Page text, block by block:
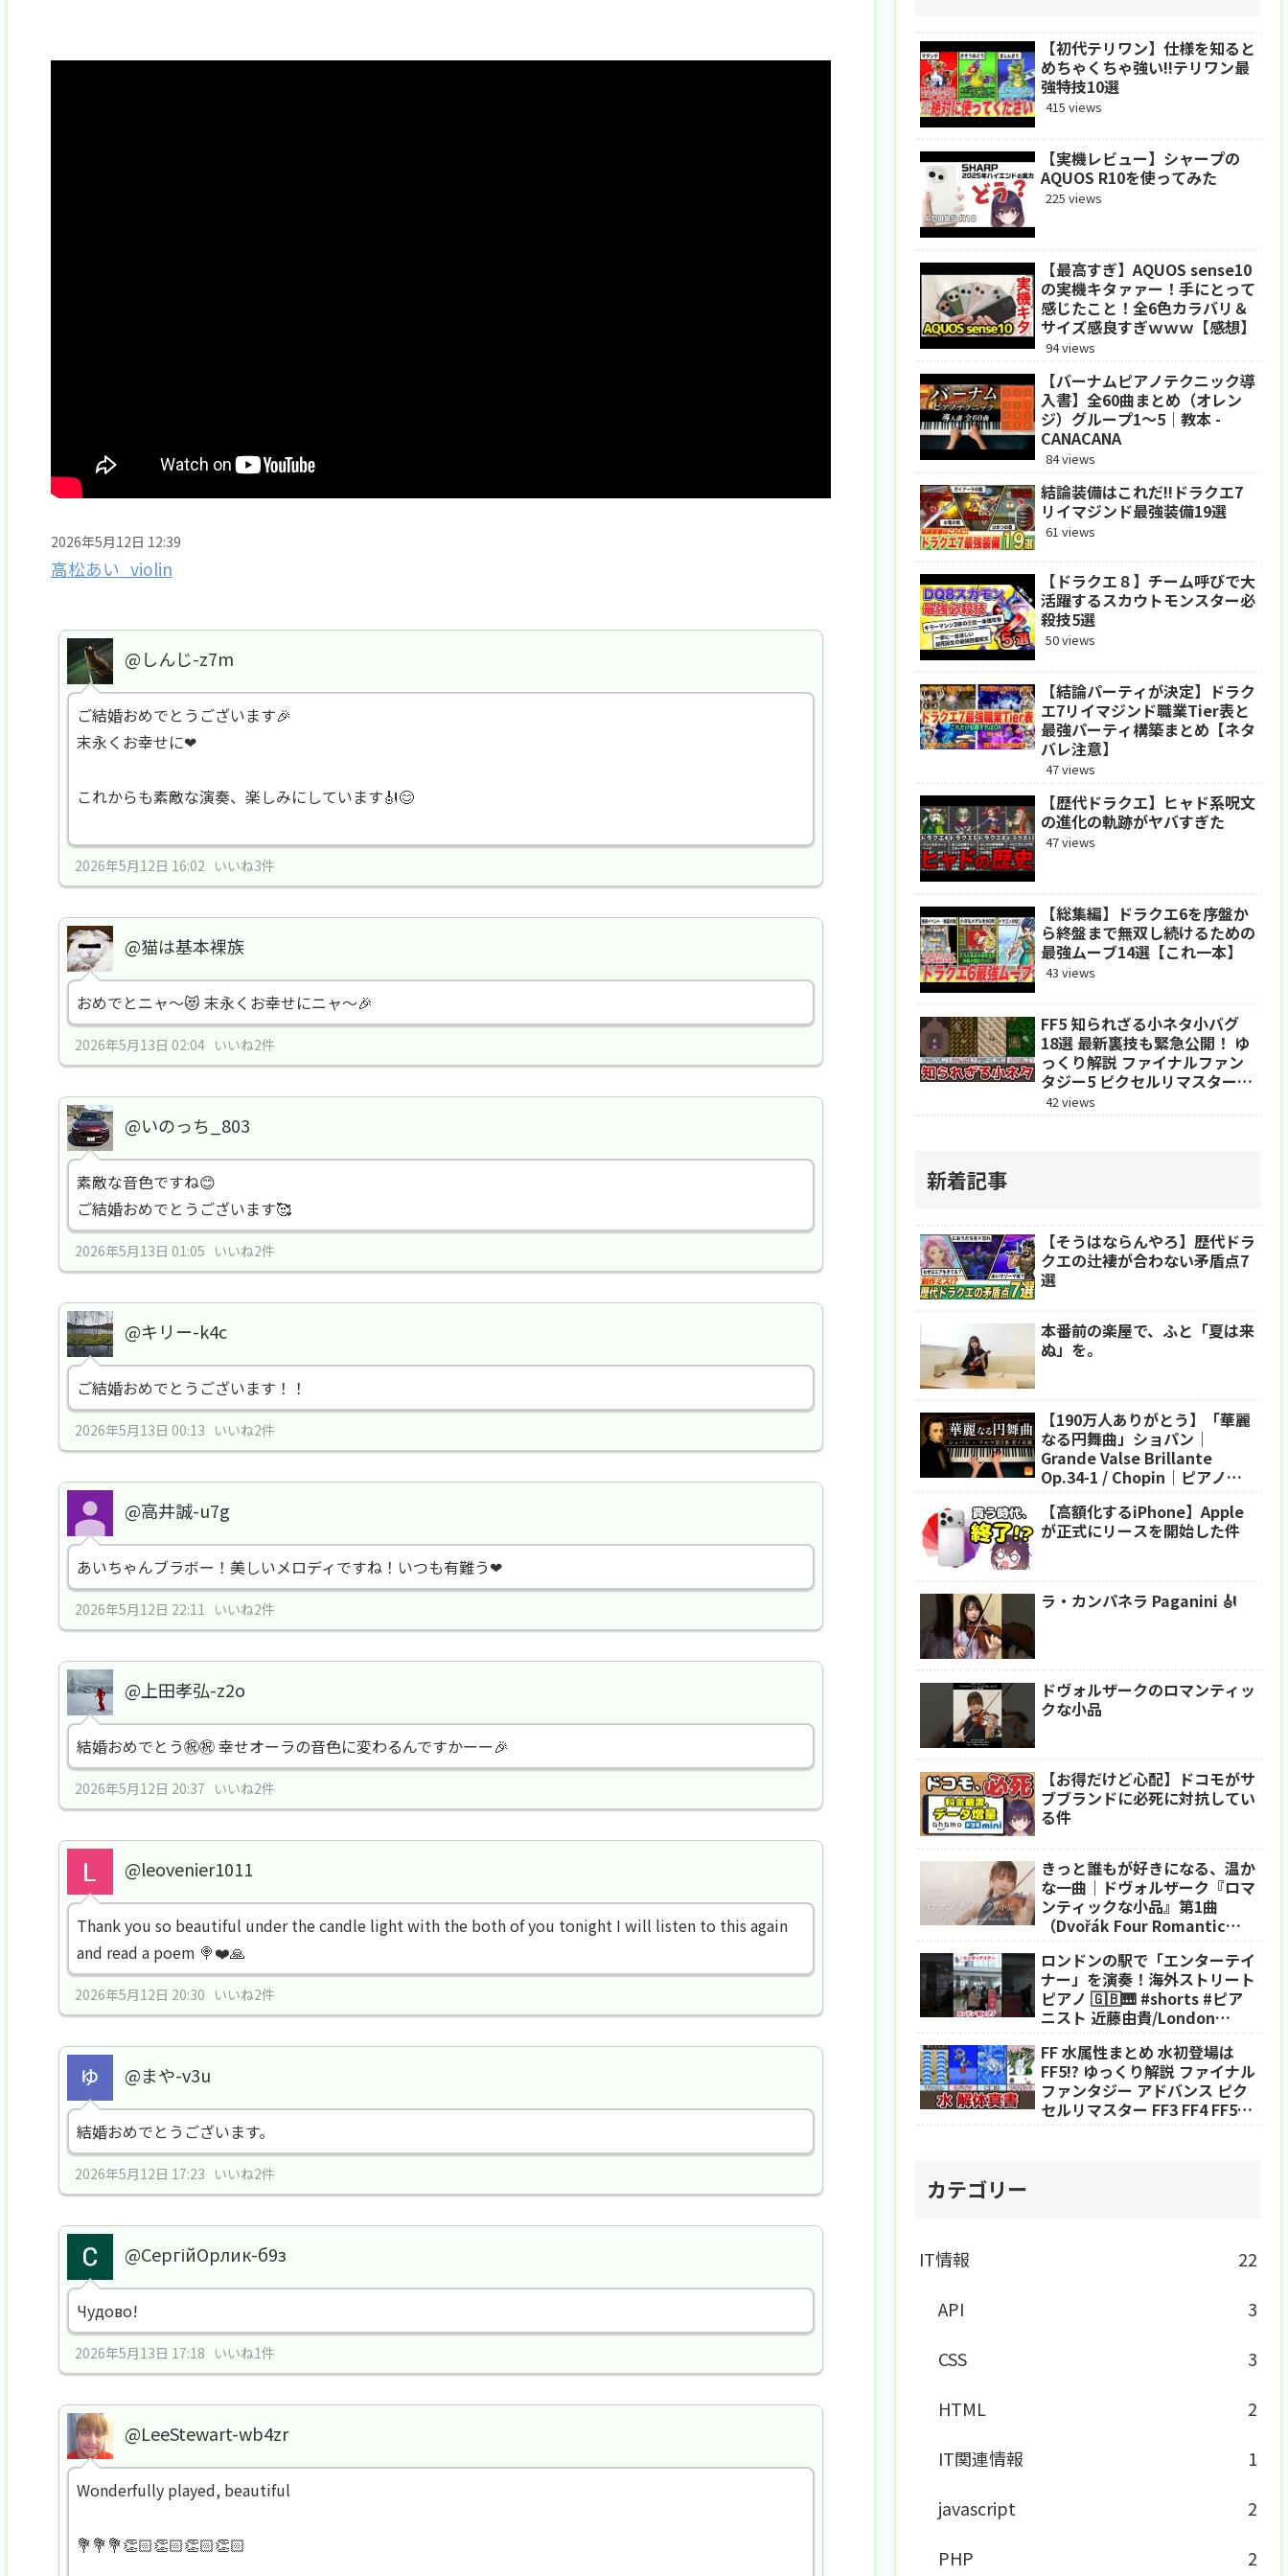
2026年5月12日 12:39
高松あい_violin
@しんじ-z7m
ご結婚おめでとうございます🎉
末永くお幸せに❤
これからも素敵な演奏、楽しみにしています🎻😊
2026年5月12日 16:02 いいね3件
@猫は基本裸族
おめでとニャ～😻 末永くお幸せにニャ～🎉
2026年5月13日 02:04 いいね2件
@いのっち_803
素敵な音色ですね😊
ご結婚おめでとうございます🥰
2026年5月13日 01:05 いいね2件
@キリー-k4c
ご結婚おめでとうございます！！
2026年5月13日 00:13 いいね2件
@高井誠-u7g
あいちゃんブラボー！美しいメロディですね！いつも有難う❤
2026年5月12日 22:11 いいね2件
@上田孝弘-z2o
結婚おめでとう㊗️㊗️ 幸せオーラの音色に変わるんですかーー🎉
2026年5月12日 20:37 いいね2件
@leovenier1011
Thank you so beautiful under the candle light with the both of you tonight I will listen to this again
and read a poem 🍭❤️🙏
2026年5月12日 20:30 いいね2件
@まや-v3u
結婚おめでとうございます。
2026年5月12日 17:23 いいね2件
@СергійОрлик-б9з
Чудово!
2026年5月13日 17:18 いいね1件
@LeeStewart-wb4zr
Wonderfully played, beautiful
💐💐💐👏🏻👏🏻👏🏻👏🏻
【初代テリワン】仕様を知ると
めちゃくちゃ強い!!テリワン最
強特技10選
415 views
【実機レビュー】シャープの
AQUOS R10を使ってみた
225 views
【最高すぎ】AQUOS sense10
の実機キタァァー！手にとって
感じたこと！全6色カラバリ＆
サイズ感良すぎｗｗｗ【感想】
94 views
【バーナムピアノテクニック導
入書】全60曲まとめ（オレン
ジ）グループ1〜5｜教本 -
CANACANA
84 views
結論装備はこれだ!!ドラクエ7
リイマジンド最強装備19選
61 views
【ドラクエ８】チーム呼びで大
活躍するスカウトモンスター必
殺技5選
50 views
【結論パーティが決定】ドラク
エ7リイマジンド職業Tier表と
最強パーティ構築まとめ【ネタ
バレ注意】
47 views
【歴代ドラクエ】ヒャド系呪文
の進化の軌跡がヤバすぎた
47 views
【総集編】ドラクエ6を序盤か
ら終盤まで無双し続けるための
最強ムーブ14選【これ一本】
43 views
FF5 知られざる小ネタ小バグ
18選 最新裏技も緊急公開！ ゆ
っくり解説 ファイナルファン
タジー5 ピクセルリマスター
アドバンス
42 views
新着記事
【そうはならんやろ】歴代ドラ
クエの辻褄が合わない矛盾点7
選
本番前の楽屋で、ふと「夏は来
ぬ」を。
【190万人ありがとう】「華麗
なる円舞曲」ショパン｜
Grande Valse Brillante
Op.34-1 / Chopin｜ピアノ｜
【高額化するiPhone】Apple
が正式にリースを開始した件
ラ・カンパネラ Paganini 🎻
ドヴォルザークのロマンティッ
クな小品
【お得だけど心配】ドコモがサ
ブブランドに必死に対抗してい
る件
きっと誰もが好きになる、温か
な一曲｜ドヴォルザーク『ロマ
ンティックな小品』第1曲
（Dvořák Four Romantic
ロンドンの駅で「エンターテイ
ナー」を演奏！海外ストリート
ピアノ 🇬🇧🎹 #shorts #ピア
ニスト 近藤由貴/London
Entertainer
FF 水属性まとめ 水初登場は
FF5!? ゆっくり解説 ファイナル
ファンタジー アドバンス ピク
セルリマスター FF3 FF4 FF5
カテゴリー
IT情報
22
API
3
CSS
3
HTML
2
IT関連情報
1
javascript
2
PHP
2